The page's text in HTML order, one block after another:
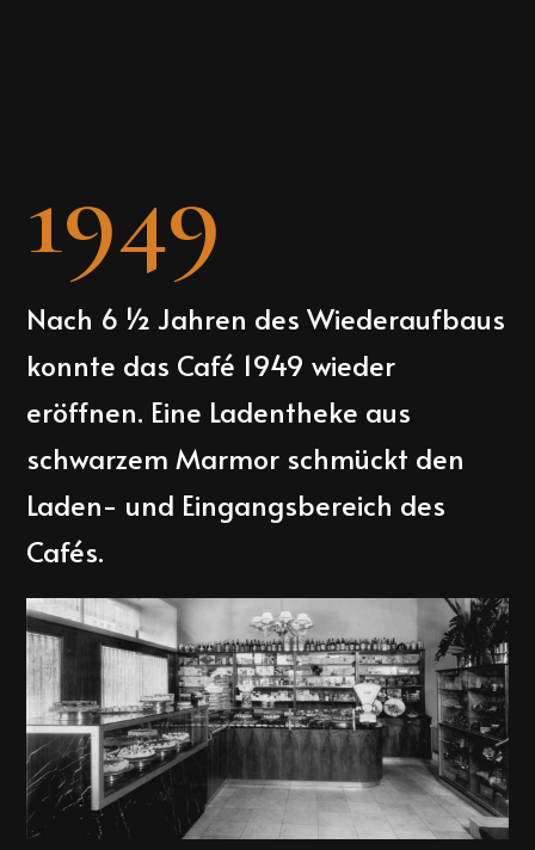
1949
Nach 6 ½ Jahren des Wiederaufbaus
konnte das Café 1949 wieder
eröffnen. Eine Ladentheke aus
schwarzem Marmor schmückt den
Laden- und Eingangsbereich des
Cafés.